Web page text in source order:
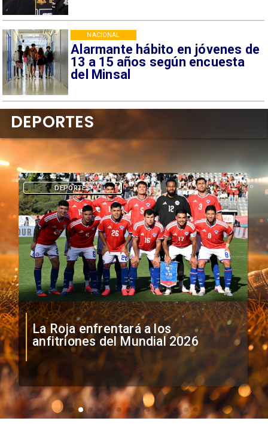
Alarmante hábito en jóvenes de
13 a 15 años según encuesta
del Minsal
NACIONAL
La Roja enfrentará a los
anfitriones del Mundial 2026
DEPORTES
DEPORTES